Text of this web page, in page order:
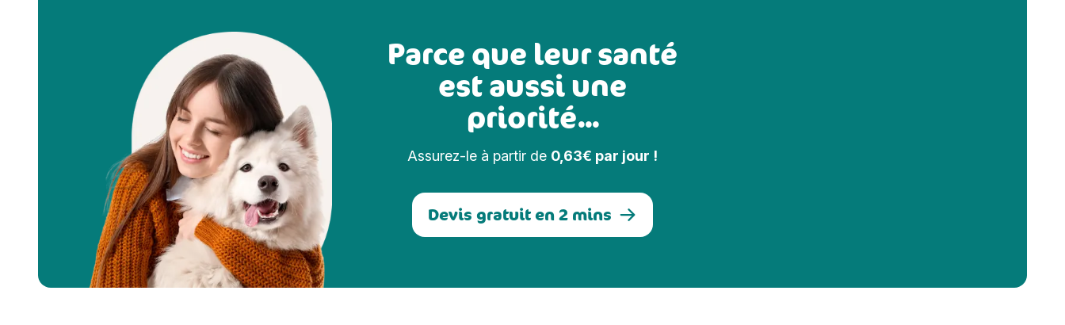
Parce que leur santé
est aussi une
priorité...
Assurez-le à partir de 0,63€ par jour !
Devis gratuit en 2 mins